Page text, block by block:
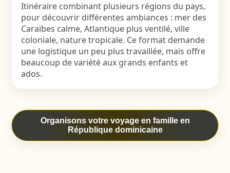
Itinéraire combinant plusieurs régions du pays,
pour découvrir différentes ambiances : mer des
Caraïbes calme, Atlantique plus ventilé, ville
coloniale, nature tropicale. Ce format demande
une logistique un peu plus travaillée, mais offre
beaucoup de variété aux grands enfants et
ados.
Organisons votre voyage en famille en
République dominicaine